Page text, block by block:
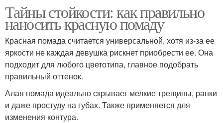
Тайны стойкости: как правильно
наносить красную помаду
Красная помада считается универсальной, хотя из-за ее
яркости не каждая девушка рискнет приобрести ее. Она
подходит для любого цветотипа, главное подобрать
правильный оттенок.
Алая помада идеально скрывает мелкие трещины, ранки
и даже простуду на губах. Также применяется для
изменения контура.